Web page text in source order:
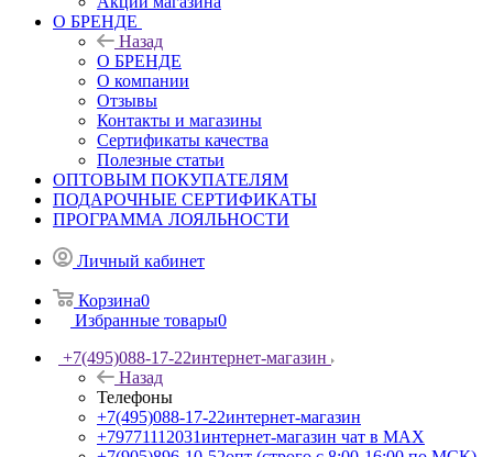
О БРЕНДЕ
Назад
О БРЕНДЕ
О компании
Отзывы
Контакты и магазины
Сертификаты качества
Полезные статьи
ОПТОВЫМ ПОКУПАТЕЛЯМ
ПОДАРОЧНЫЕ СЕРТИФИКАТЫ
ПРОГРАММА ЛОЯЛЬНОСТИ
Личный кабинет
Корзина0
Избранные товары0
+7(495)088-17-22интернет-магазин
Назад
Телефоны
+7(495)088-17-22интернет-магазин
+79771112031интернет-магазин чат в MAX